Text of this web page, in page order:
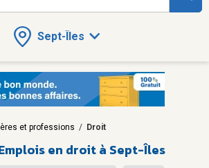
Sept-Îles
et professions / Droit
en droit à Sept-Îles